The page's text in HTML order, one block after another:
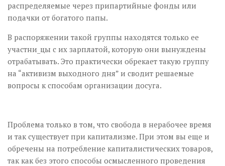
распределяемые через припартийные фонды или
подачки от богатого папы.
В распоряжении такой группы находятся только ее
участни_цы с их зарплатой, которую они вынуждены
отрабатывать. Это практически обрекает такую группу
на “активизм выходного дня” и сводит решаемые
вопросы к способам организации досуга.
Проблема только в том, что свобода в нерабочее время
и так существует при капитализме. При этом вы еще и
обречены на потребление капиталистических товаров,
так как без этого способы осмысленного проведения